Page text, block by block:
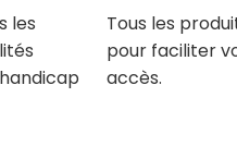
les
Tous les
pour faciliter
accès.